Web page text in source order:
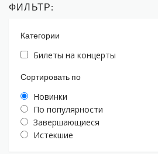
ФИЛЬТР:
Категории
Билеты на концерты
Сортировать по
Новинки
По популярности
Завершающиеся
Истекшие